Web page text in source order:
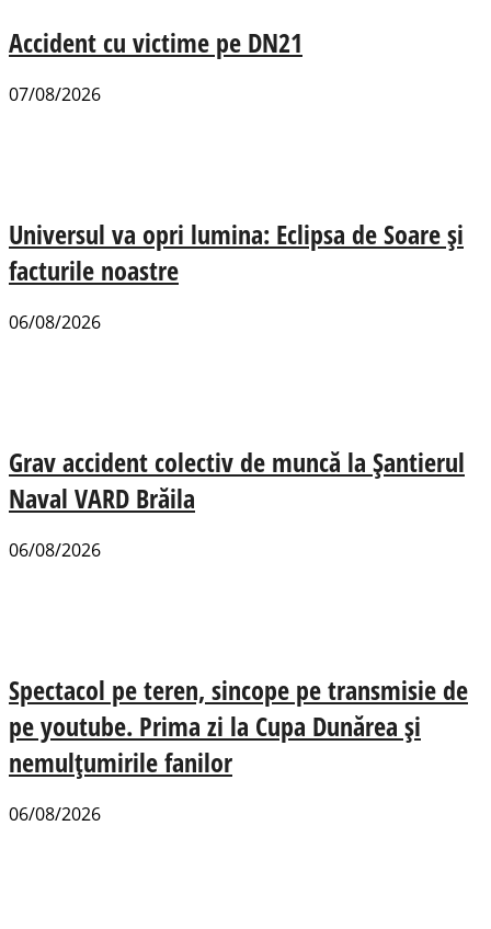
Accident cu victime pe DN21
07/08/2026
Universul va opri lumina: Eclipsa de Soare și
facturile noastre
06/08/2026
Grav accident colectiv de muncă la Șantierul
Naval VARD Brăila
06/08/2026
Spectacol pe teren, sincope pe transmisie de
pe youtube. Prima zi la Cupa Dunărea și
nemulțumirile fanilor
06/08/2026